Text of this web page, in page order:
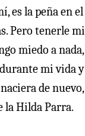
es la peña en
Pero tenerle
miedo a
mi vida
de
la Hilda Parra.